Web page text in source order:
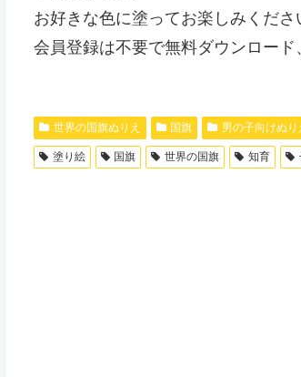
お好きな色に塗ってお楽しみくださ
会員登録は不要で無料ダウンロード
世界の国旗ぬりえ 国旗 男の子向けぬり
塗り絵 国旗 世界の国旗 知育